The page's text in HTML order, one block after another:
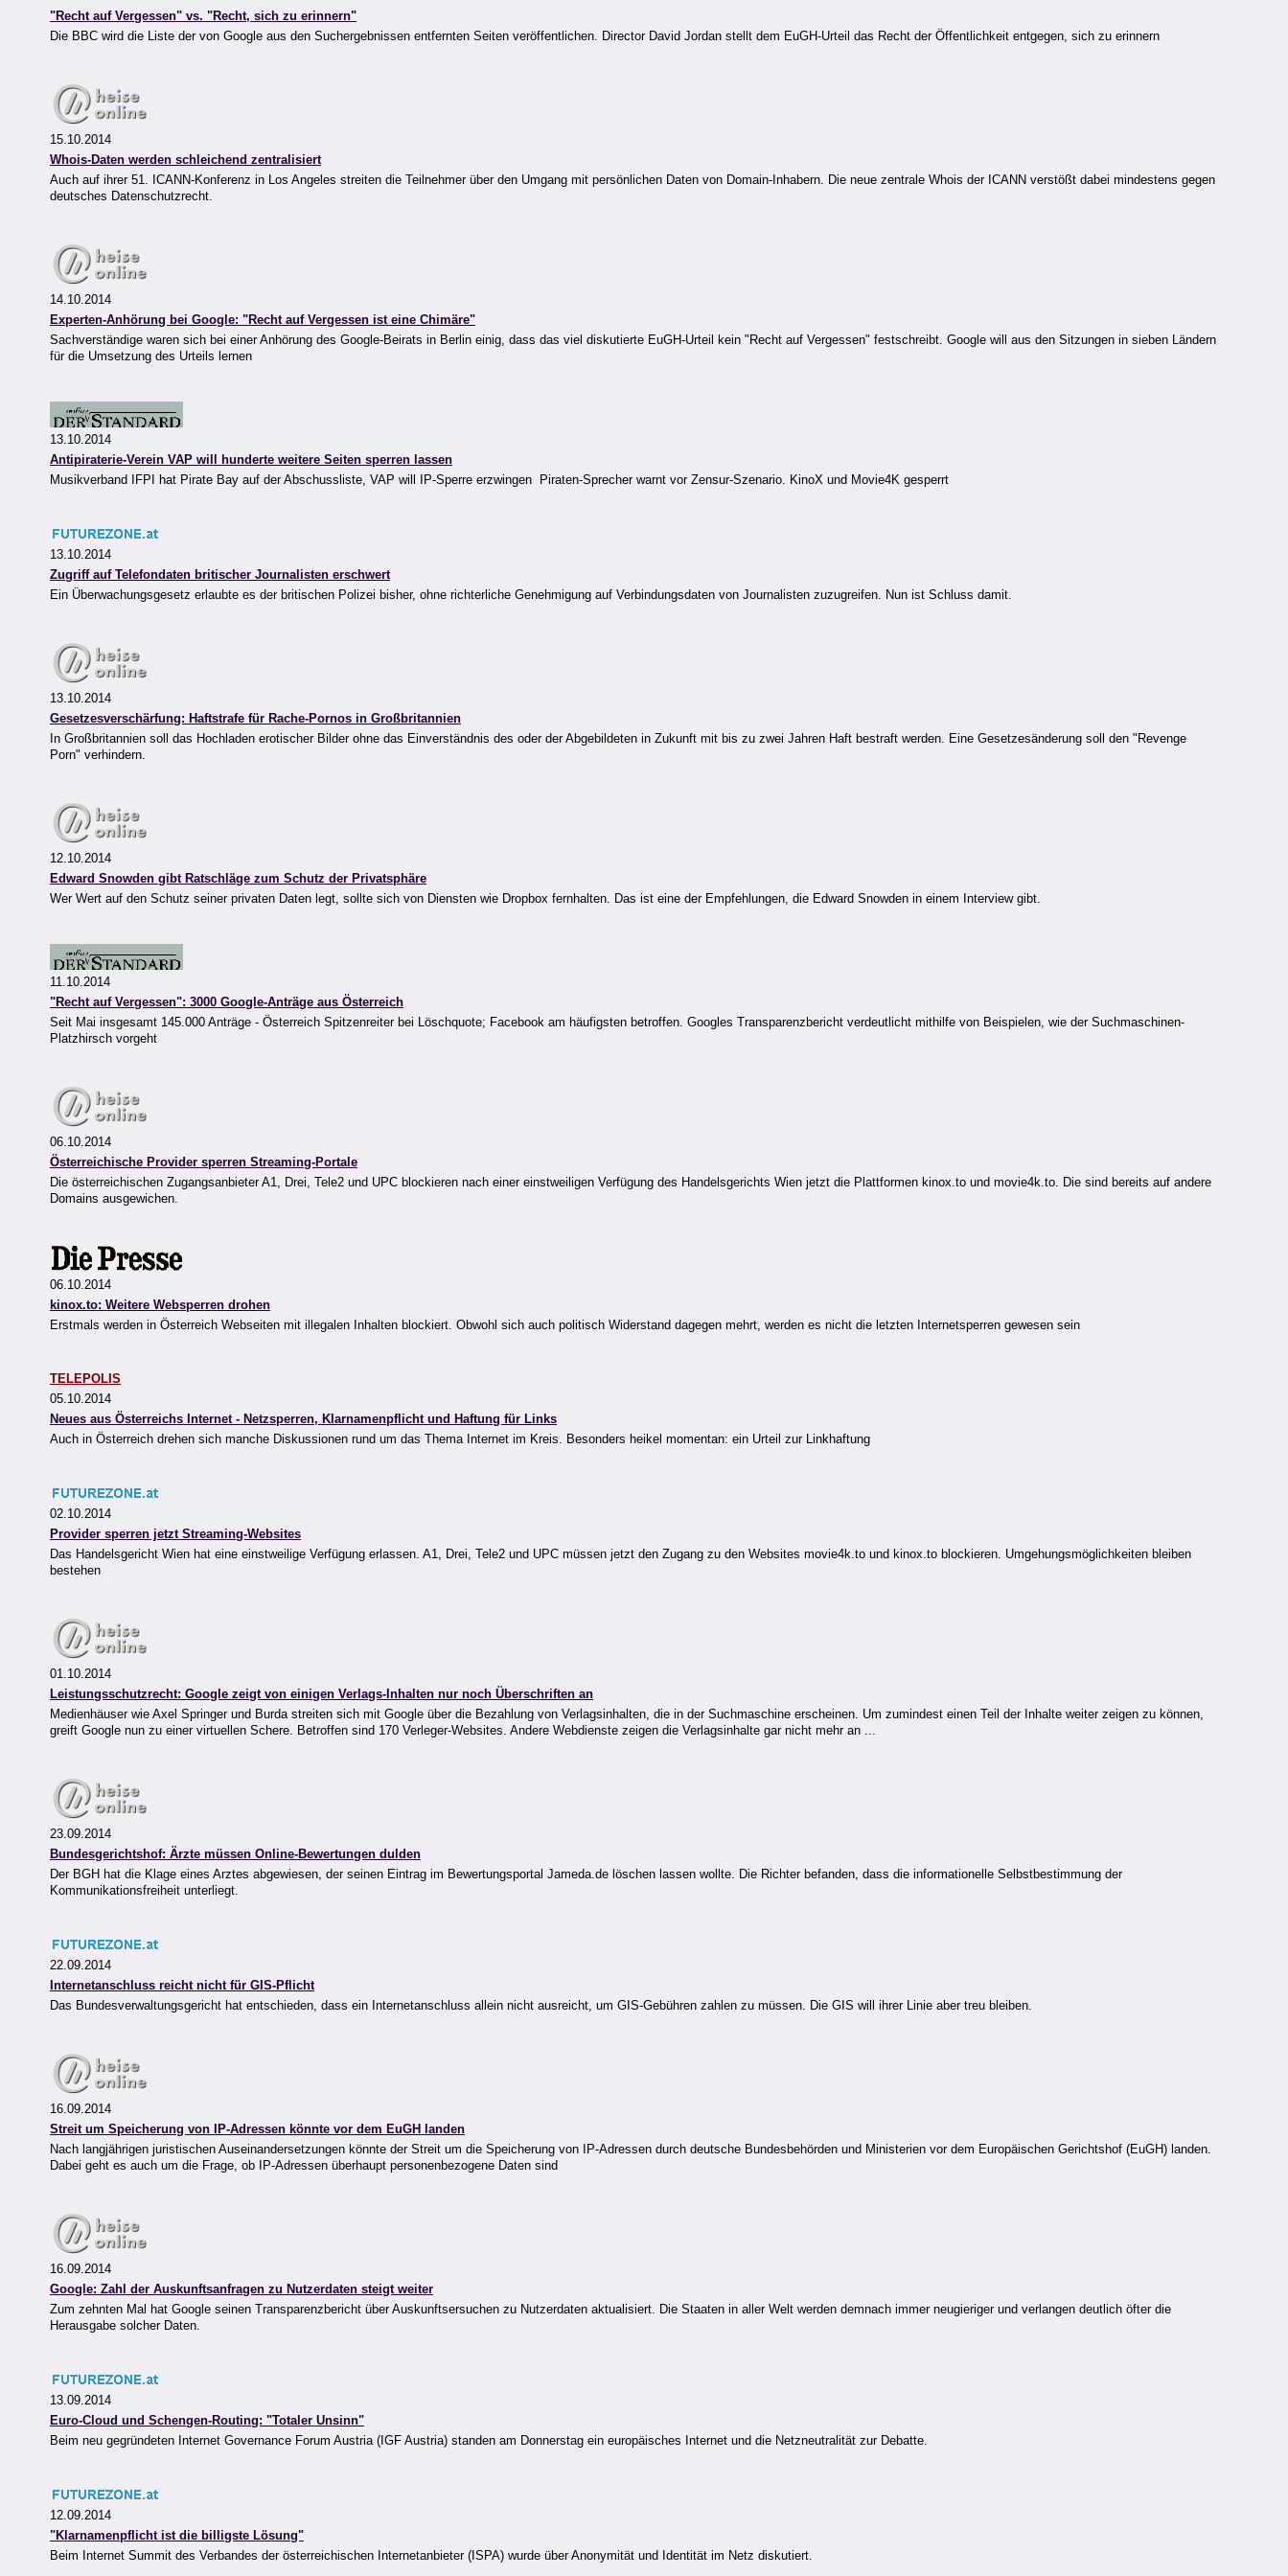
"Recht auf Vergessen" vs. "Recht, sich zu erinnern"
Die BBC wird die Liste der von Google aus den Suchergebnissen entfernten Seiten veröffentlichen. Director David Jordan stellt dem EuGH-Urteil das Recht der Öffentlichkeit entgegen, sich zu erinnern
15.10.2014
Whois-Daten werden schleichend zentralisiert
Auch auf ihrer 51. ICANN-Konferenz in Los Angeles streiten die Teilnehmer über den Umgang mit persönlichen Daten von Domain-Inhabern. Die neue zentrale Whois der ICANN verstößt dabei mindestens gegen
deutsches Datenschutzrecht.
14.10.2014
Experten-Anhörung bei Google: "Recht auf Vergessen ist eine Chimäre"
Sachverständige waren sich bei einer Anhörung des Google-Beirats in Berlin einig, dass das viel diskutierte EuGH-Urteil kein "Recht auf Vergessen" festschreibt. Google will aus den Sitzungen in sieben Ländern
für die Umsetzung des Urteils lernen
13.10.2014
Antipiraterie-Verein VAP will hunderte weitere Seiten sperren lassen
Musikverband IFPI hat Pirate Bay auf der Abschussliste, VAP will IP-Sperre erzwingen  Piraten-Sprecher warnt vor Zensur-Szenario. KinoX und Movie4K gesperrt
13.10.2014
Zugriff auf Telefondaten britischer Journalisten erschwert
Ein Überwachungsgesetz erlaubte es der britischen Polizei bisher, ohne richterliche Genehmigung auf Verbindungsdaten von Journalisten zuzugreifen. Nun ist Schluss damit.
13.10.2014
Gesetzesverschärfung: Haftstrafe für Rache-Pornos in Großbritannien
In Großbritannien soll das Hochladen erotischer Bilder ohne das Einverständnis des oder der Abgebildeten in Zukunft mit bis zu zwei Jahren Haft bestraft werden. Eine Gesetzesänderung soll den "Revenge
Porn" verhindern.
12.10.2014
Edward Snowden gibt Ratschläge zum Schutz der Privatsphäre
Wer Wert auf den Schutz seiner privaten Daten legt, sollte sich von Diensten wie Dropbox fernhalten. Das ist eine der Empfehlungen, die Edward Snowden in einem Interview gibt.
11.10.2014
"Recht auf Vergessen": 3000 Google-Anträge aus Österreich
Seit Mai insgesamt 145.000 Anträge - Österreich Spitzenreiter bei Löschquote; Facebook am häufigsten betroffen. Googles Transparenzbericht verdeutlicht mithilfe von Beispielen, wie der Suchmaschinen-
Platzhirsch vorgeht
06.10.2014
Österreichische Provider sperren Streaming-Portale
Die österreichischen Zugangsanbieter A1, Drei, Tele2 und UPC blockieren nach einer einstweiligen Verfügung des Handelsgerichts Wien jetzt die Plattformen kinox.to und movie4k.to. Die sind bereits auf andere
Domains ausgewichen.
06.10.2014
kinox.to: Weitere Websperren drohen
Erstmals werden in Österreich Webseiten mit illegalen Inhalten blockiert. Obwohl sich auch politisch Widerstand dagegen mehrt, werden es nicht die letzten Internetsperren gewesen sein
TELEPOLIS
05.10.2014
Neues aus Österreichs Internet - Netzsperren, Klarnamenpflicht und Haftung für Links
Auch in Österreich drehen sich manche Diskussionen rund um das Thema Internet im Kreis. Besonders heikel momentan: ein Urteil zur Linkhaftung
02.10.2014
Provider sperren jetzt Streaming-Websites
Das Handelsgericht Wien hat eine einstweilige Verfügung erlassen. A1, Drei, Tele2 und UPC müssen jetzt den Zugang zu den Websites movie4k.to und kinox.to blockieren. Umgehungsmöglichkeiten bleiben
bestehen
01.10.2014
Leistungsschutzrecht: Google zeigt von einigen Verlags-Inhalten nur noch Überschriften an
Medienhäuser wie Axel Springer und Burda streiten sich mit Google über die Bezahlung von Verlagsinhalten, die in der Suchmaschine erscheinen. Um zumindest einen Teil der Inhalte weiter zeigen zu können,
greift Google nun zu einer virtuellen Schere. Betroffen sind 170 Verleger-Websites. Andere Webdienste zeigen die Verlagsinhalte gar nicht mehr an ...
23.09.2014
Bundesgerichtshof: Ärzte müssen Online-Bewertungen dulden
Der BGH hat die Klage eines Arztes abgewiesen, der seinen Eintrag im Bewertungsportal Jameda.de löschen lassen wollte. Die Richter befanden, dass die informationelle Selbstbestimmung der
Kommunikationsfreiheit unterliegt.
22.09.2014
Internetanschluss reicht nicht für GIS-Pflicht
Das Bundesverwaltungsgericht hat entschieden, dass ein Internetanschluss allein nicht ausreicht, um GIS-Gebühren zahlen zu müssen. Die GIS will ihrer Linie aber treu bleiben.
16.09.2014
Streit um Speicherung von IP-Adressen könnte vor dem EuGH landen
Nach langjährigen juristischen Auseinandersetzungen könnte der Streit um die Speicherung von IP-Adressen durch deutsche Bundesbehörden und Ministerien vor dem Europäischen Gerichtshof (EuGH) landen.
Dabei geht es auch um die Frage, ob IP-Adressen überhaupt personenbezogene Daten sind
16.09.2014
Google: Zahl der Auskunftsanfragen zu Nutzerdaten steigt weiter
Zum zehnten Mal hat Google seinen Transparenzbericht über Auskunftsersuchen zu Nutzerdaten aktualisiert. Die Staaten in aller Welt werden demnach immer neugieriger und verlangen deutlich öfter die
Herausgabe solcher Daten.
13.09.2014
Euro-Cloud und Schengen-Routing: "Totaler Unsinn"
Beim neu gegründeten Internet Governance Forum Austria (IGF Austria) standen am Donnerstag ein europäisches Internet und die Netzneutralität zur Debatte.
12.09.2014
"Klarnamenpflicht ist die billigste Lösung"
Beim Internet Summit des Verbandes der österreichischen Internetanbieter (ISPA) wurde über Anonymität und Identität im Netz diskutiert.